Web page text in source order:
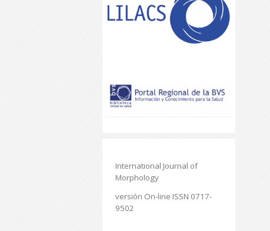
International Journal of
Morphology
versión On-line ISSN 0717-
9502